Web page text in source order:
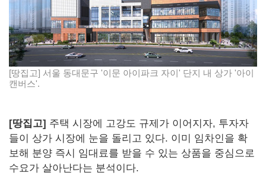
[땅집고] 서울 동대문구 '이문 아이파크 자이' 단지 내 상가 '아이
캔버스'.
[땅집고] 주택 시장에 고강도 규제가 이어지자, 투자자
들이 상가 시장에 눈을 돌리고 있다. 이미 임차인을 확
보해 분양 즉시 임대료를 받을 수 있는 상품을 중심으로
수요가 살아난다는 분석이다.